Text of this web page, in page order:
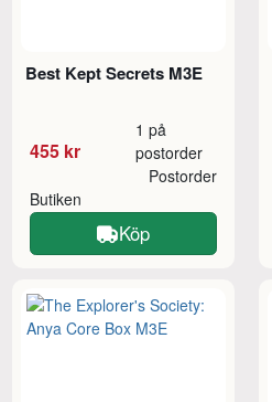
Best Kept Secrets M3E
455 kr
1 på
postorder
Butiken
Postorder
Köp